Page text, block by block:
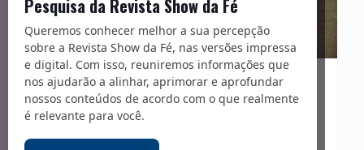
Pesquisa da Revista Show da Fé
Queremos conhecer melhor a sua percepção
sobre a Revista Show da Fé, nas versões impressa
e digital. Com isso, reuniremos informações que
nos ajudarão a alinhar, aprimorar e aprofundar
nossos conteúdos de acordo com o que realmente
é relevante para você.
10/12/2025
Prisões na China